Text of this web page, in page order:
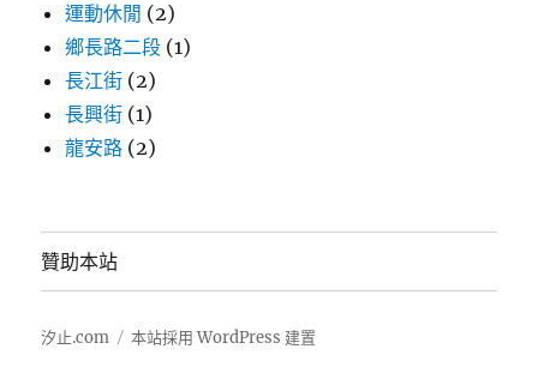
運動休閒 (2)
鄉長路二段 (1)
長江街 (2)
長興街 (1)
龍安路 (2)
贊助本站
汐止.com 本站採用 WordPress 建置